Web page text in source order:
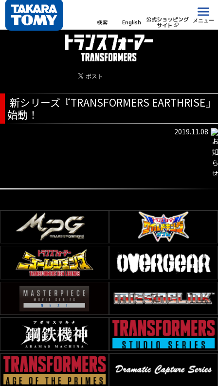
検索 English 公式ショッピング
サイト
メニュー
新シリーズ『TRANSFORMERS EARTHRISE』
始動！
2019.11.08